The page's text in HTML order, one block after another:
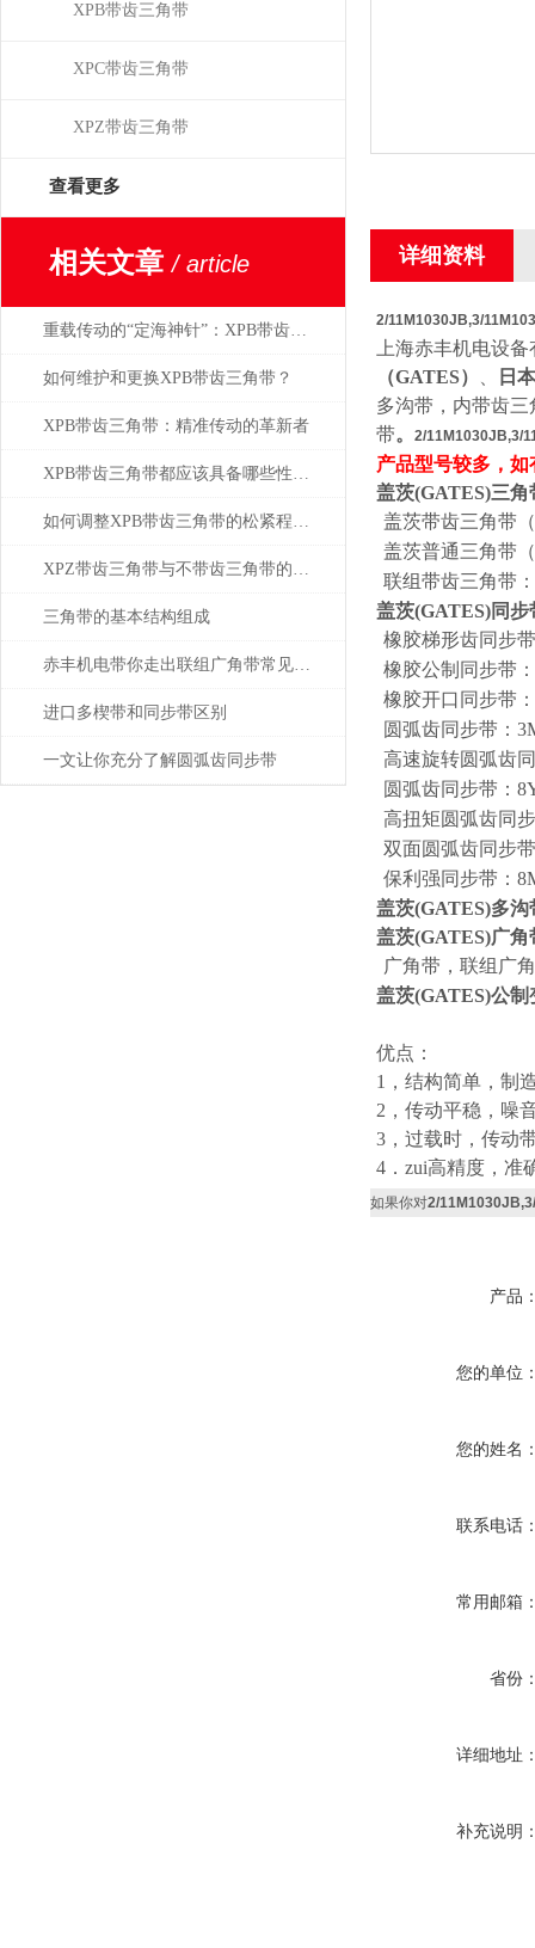
XPB带齿三角带
XPC带齿三角带
XPZ带齿三角带
查看更多
相关文章/ article
重载传动的“定海神针”：XPB带齿三角带如何驯服工业巨兽？
如何维护和更换XPB带齿三角带？
XPB带齿三角带：精准传动的革新者
XPB带齿三角带都应该具备哪些性能？
如何调整XPB带齿三角带的松紧程度？
XPZ带齿三角带与不带齿三角带的比较分析
三角带的基本结构组成
赤丰机电带你走出联组广角带常见问题的困扰
进口多楔带和同步带区别
一文让你充分了解圆弧齿同步带
详细资料
2/11M1030JB,3/
上海赤丰机电设
（GATES）
日本
多沟带，内带齿
带。 2/11M1030JB,3/
产品型号较多，
盖茨(GATES)三角
盖茨带齿三角带
盖茨普通三角带
联组带齿三角带
盖茨(GATES)同步
橡胶梯形齿同步
橡胶公制同步带
橡胶开口同步带
圆弧齿同步带：
高速旋转圆弧齿
圆弧齿同步带：
高扭矩圆弧齿同
双面圆弧齿同步
保利强同步带：
盖茨(GATES)多沟
盖茨(GATES)广角
广角带，联组广
盖茨(GATES)公制
优点：
1，结构简单，制
2，传动平稳，噪
3，过载时，传动
4．zui高精度，准
如果你对2/
产品
您的单位
您的姓名
联系电话
常用邮箱
省份
详细地址
补充说明